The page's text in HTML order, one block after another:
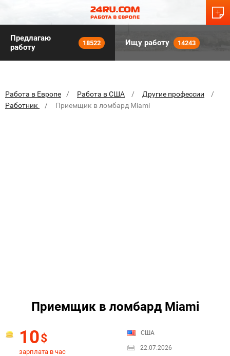
Предлагаю
работу
18522 Ищу работу 14243
Работа в Европе Работа в США
Другие профессии
Работник
Приемщик в ломбард Miami
Приемщик в ломбард Miami
10$
зарплата в час
США
22.07.2026